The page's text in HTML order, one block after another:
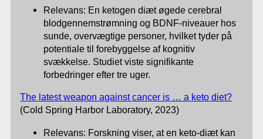
Relevans: En ketogen diæt øgede cerebral
blodgennemstrømning og BDNF-niveauer hos
sunde, overvægtige personer, hvilket tyder på
potentiale til forebyggelse af kognitiv
svækkelse. Studiet viste signifikante
forbedringer efter tre uger.
The latest weapon against cancer is … a keto diet?
(Cold Spring Harbor Laboratory, 2023)
Relevans: Forskning viser, at en keto-diæt kan